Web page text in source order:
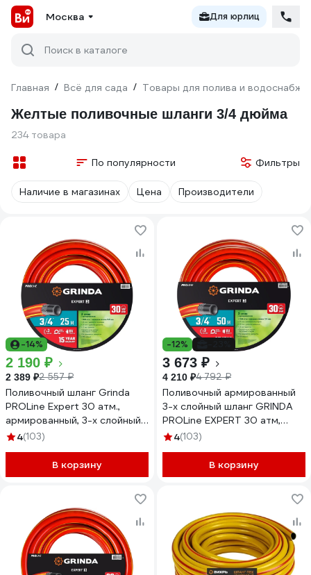
Москва Для юрлиц
Поиск в каталоге
Главная / Всё для сада / Товары для полива и
Желтые поливочные шланги 3/4 дюйма
234 товара
По популярности Фильтры
Наличие в магазинах Цена Производители
-14%
2 190 ₽
2 389 ₽2 557 ₽
Поливочный шланг Grinda
PROLine Expert 30 атм.,
армированный, 3-х слойный,
3/4х25м 8-429005-3/4-
4(103)
В корзину
-12%
3 673 ₽
4 210 ₽4 792 ₽
Поливочный армированный
3-х слойный шланг GRINDA
PROLine EXPERT 30 атм,
3/4"х50м 8-429005-3/4-
4(103)
В корзину